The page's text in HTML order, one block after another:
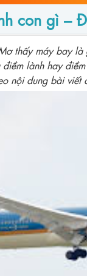
con gì –
thấy máy bay là
lành hay
nội dung bài viết